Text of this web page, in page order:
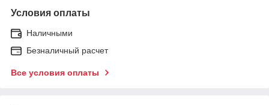
Условия оплаты
Наличными
Безналичный расчет
Все условия оплаты